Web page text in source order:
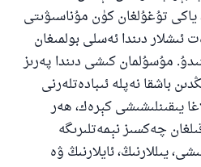
تۇغۇلغان كۈن مۇناسىۋىتى
ئىشلار دىندا ئەسلى بولمىغان
مۇسۇلمان كىشى دىندا پەرىز
باشقا نەپلە ئىبادەتلەرنى
يىقىنلىشىشى كېرەك، ھەر
چەكسىز نېمەتلىرىگە
يىللارنىڭ، ئايلارنىڭ ۋە